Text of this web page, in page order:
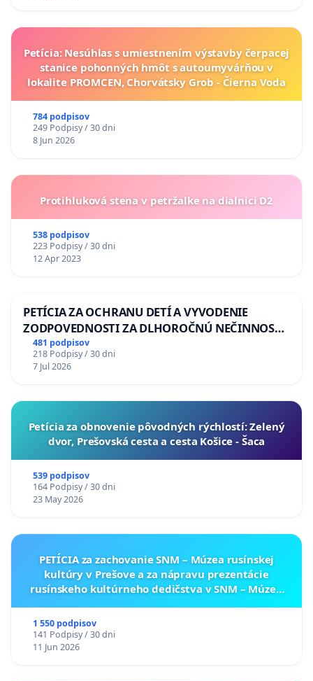
Petícia: Nesúhlas s umiestnením výstavby čerpacej
stanice pohonných hmôt s autoumyvárňou v
lokalite PROMCEN, Chorvátsky Grob - Čierna Voda
784 podpisov
249 Podpisy / 30 dni
8 Jun 2026
Protihluková stena v petržalke na dialnici D2
538 podpisov
223 Podpisy / 30 dni
12 Apr 2023
PETÍCIA ZA OCHRANU DETÍ A VYVODENIE
ZODPOVEDNOSTI ZA DLHOROČNÚ NEČINNOSŤ
A ZLYHANIE ŠTÁTU
481 podpisov
218 Podpisy / 30 dni
7 Jul 2026
​Petícia za obnovenie pôvodných rýchlostí: Zelený
dvor, Prešovská cesta a cesta Košice - Šaca
539 podpisov
164 Podpisy / 30 dni
23 May 2026
PETÍCIA za zachovanie SNM – Múzea rusínskej
kultúry v Prešove a za nápravu prezentácie
rusínskeho kultúrneho dedičstva v SNM – Múzeu
1 550 podpisov
141 Podpisy / 30 dni
11 Jun 2026